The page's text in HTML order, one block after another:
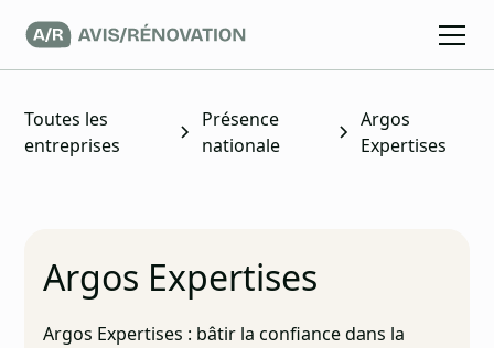
Toutes les
entreprises
Présence
nationale
Argos
Expertises
Argos Expertises
Argos Expertises : bâtir la confiance dans la